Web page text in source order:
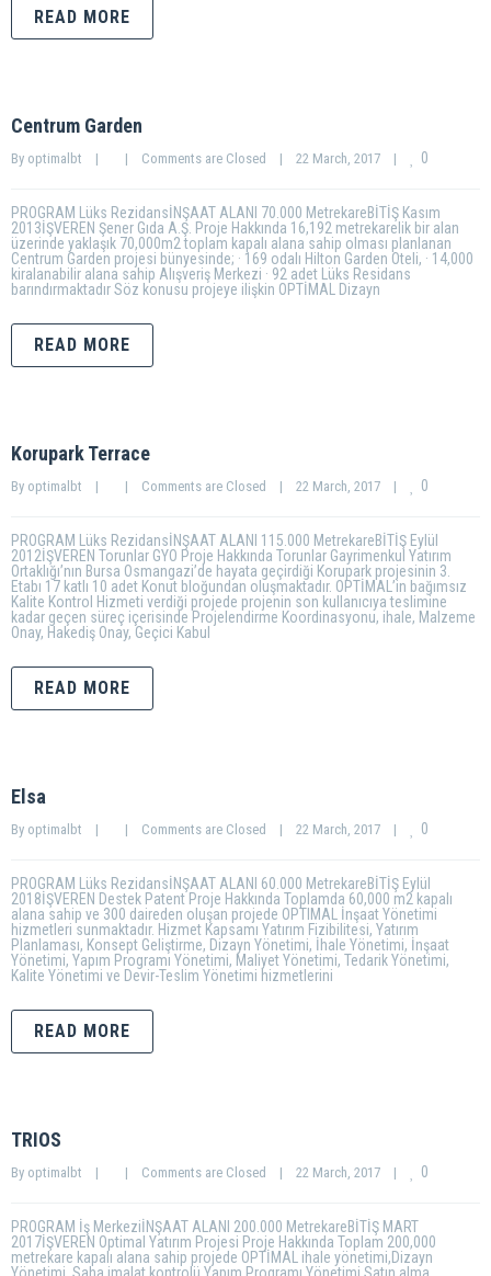
READ MORE
Centrum Garden
By optimalbt | | Comments are Closed | 22 March, 2017 | 0
PROGRAM Lüks RezidansİNŞAAT ALANI 70.000 MetrekareBİTİŞ Kasım
2013İŞVEREN Şener Gıda A.Ş. Proje Hakkında 16,192 metrekarelik bir alan
üzerinde yaklaşık 70,000m2 toplam kapalı alana sahip olması planlanan
Centrum Garden projesi bünyesinde; · 169 odalı Hilton Garden Oteli, · 14,000
kiralanabilir alana sahip Alışveriş Merkezi · 92 adet Lüks Residans
barındırmaktadır Söz konusu projeye ilişkin OPTİMAL Dizayn
READ MORE
Korupark Terrace
By optimalbt | | Comments are Closed | 22 March, 2017 | 0
PROGRAM Lüks RezidansİNŞAAT ALANI 115.000 MetrekareBİTİŞ Eylül
2012İŞVEREN Torunlar GYO Proje Hakkında Torunlar Gayrimenkul Yatırım
Ortaklığı’nın Bursa Osmangazi’de hayata geçirdiği Korupark projesinin 3.
Etabı 17 katlı 10 adet Konut bloğundan oluşmaktadır. OPTİMAL’in bağımsız
Kalite Kontrol Hizmeti verdiği projede projenin son kullanıcıya teslimine
kadar geçen süreç içerisinde Projelendirme Koordinasyonu, ihale, Malzeme
Onay, Hakediş Onay, Geçici Kabul
READ MORE
Elsa
By optimalbt | | Comments are Closed | 22 March, 2017 | 0
PROGRAM Lüks RezidansİNŞAAT ALANI 60.000 MetrekareBİTİŞ Eylül
2018İŞVEREN Destek Patent Proje Hakkında Toplamda 60,000 m2 kapalı
alana sahip ve 300 daireden oluşan projede OPTIMAL İnşaat Yönetimi
hizmetleri sunmaktadır. Hizmet Kapsamı Yatırım Fizibilitesi, Yatırım
Planlaması, Konsept Geliştirme, Dizayn Yönetimi, İhale Yönetimi, İnşaat
Yönetimi, Yapım Programı Yönetimi, Maliyet Yönetimi, Tedarik Yönetimi,
Kalite Yönetimi ve Devir-Teslim Yönetimi hizmetlerini
READ MORE
TRIOS
By optimalbt | | Comments are Closed | 22 March, 2017 | 0
PROGRAM İş MerkeziİNŞAAT ALANI 200.000 MetrekareBİTİŞ MART
2017İŞVEREN Optimal Yatırım Projesi Proje Hakkında Toplam 200,000
metrekare kapalı alana sahip projede OPTİMAL ihale yönetimi,Dizayn